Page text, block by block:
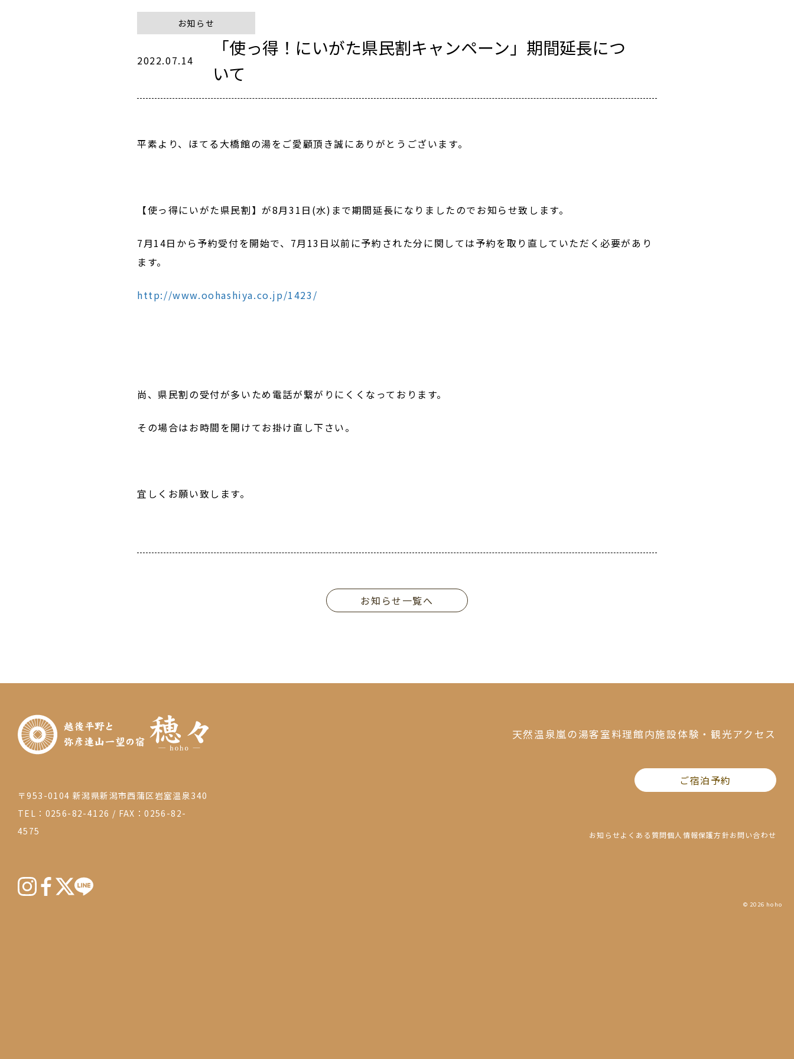
お知らせ
2022.07.14
「使っ得！にいがた県民割キャンペーン」期間延長につ
いて
平素より、ほてる大橋館の湯をご愛顧頂き誠にありがとうございます。
【使っ得にいがた県民割】が8月31日(水)まで期間延長になりましたのでお知らせ致します。
7月14日から予約受付を開始で、7月13日以前に予約された分に関しては予約を取り直していただく必要があり
ます。
http://www.oohashiya.co.jp/1423/
尚、県民割の受付が多いため電話が繋がりにくくなっております。
その場合はお時間を開けてお掛け直し下さい。
宜しくお願い致します。
お知らせ一覧へ
〒953-0104 新潟県新潟市西蒲区岩室温泉340
TEL：0256-82-4126 / FAX：0256-82-
4575
天然温泉嵐の湯客室料理館内施設体験・観光アクセス
ご宿泊予約
お知らせよくある質問個人情報保護方針お問い合わせ
© 2026 hoho